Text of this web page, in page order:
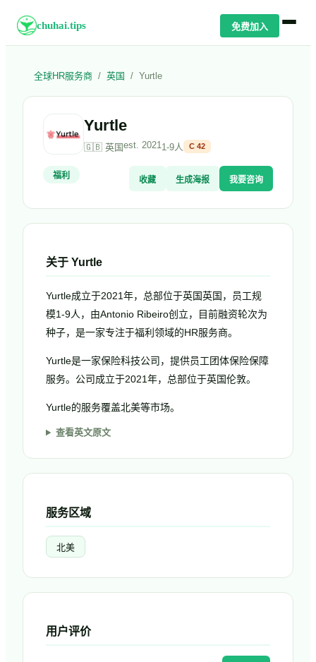
chuhai.tips 免费加入
全球HR服务商 / 英国 / Yurtle
Yurtle
🇬🇧 英国est. 2021 1-9人 C 42
福利 收藏 生成海报 我要咨询
关于 Yurtle
Yurtle成立于2021年，总部位于英国英国，员工规
模1-9人，由Antonio Ribeiro创立，目前融资轮次为
种子，是一家专注于福利领域的HR服务商。
Yurtle是一家保险科技公司，提供员工团体保险保障
服务。公司成立于2021年，总部位于英国伦敦。
Yurtle的服务覆盖北美等市场。
查看英文原文
服务区域
北美
用户评价